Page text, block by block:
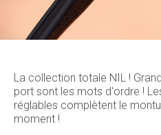
La collection totale NIL !
port sont les mots d'ordre !
réglables complètent le
moment !